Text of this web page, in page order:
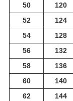
50
120
52
124
54
128
56
132
58
136
60
140
62
144